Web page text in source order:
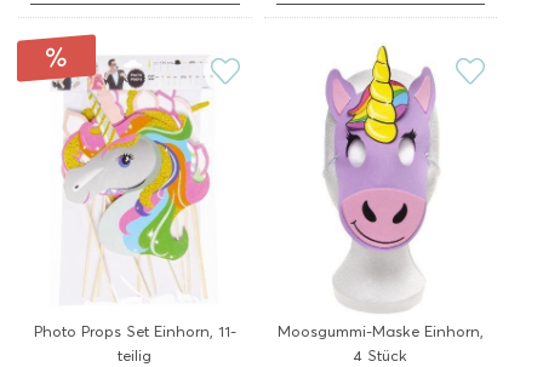
Photo Props Set Einhorn, 11-
teilig
Moosgummi-Maske Einhorn,
4 Stück